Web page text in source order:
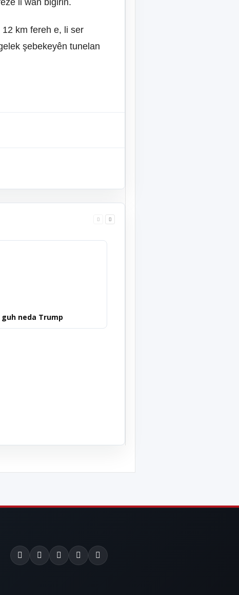
li wan bigirin.
km fereh e, li ser
şebekeyên tunelan
guh neda Trump